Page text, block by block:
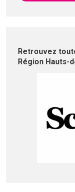
Retrouvez
Région Hauts-